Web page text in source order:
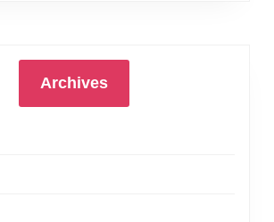
Archives